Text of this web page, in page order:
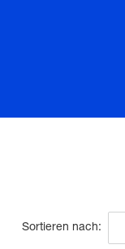
Sortieren nach: